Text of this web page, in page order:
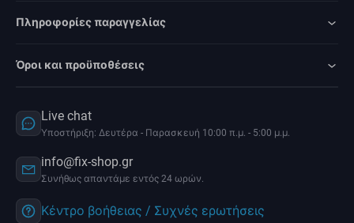
Πληροφορίες παραγγελίας
Όροι και προϋποθέσεις
Live chat
Υποστήριξη: Δευτέρα - Παρασκευή 10:00 π.μ. - 5:00 μ.μ.
info@fix-shop.gr
Συνήθως απαντάμε εντός 24 ωρών.
Κέντρο βοήθειας / Συχνές ερωτήσεις